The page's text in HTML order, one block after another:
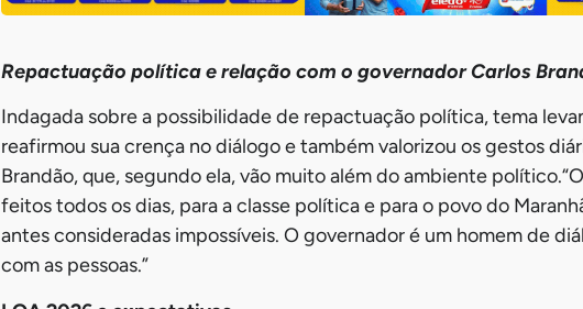
Repactuação política e relação com o governador Carlos
Indagada sobre a possibilidade de repactuação política, tema
reafirmou sua crença no diálogo e também valorizou os gestos
Brandão, que, segundo ela, vão muito além do ambiente
feitos todos os dias, para a classe política e para o povo do
antes consideradas impossíveis. O governador é um homem de
com as pessoas.”